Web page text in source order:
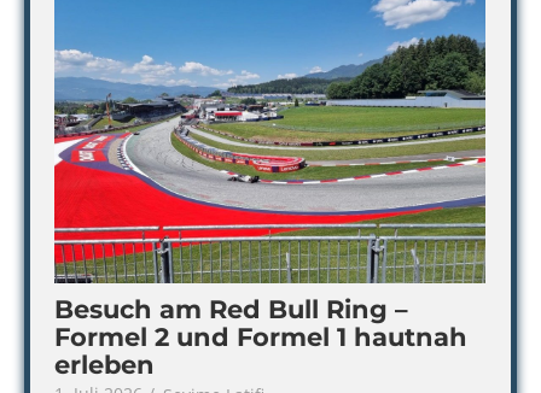
Besuch am Red Bull Ring –
Formel 2 und Formel 1 hautnah
erleben